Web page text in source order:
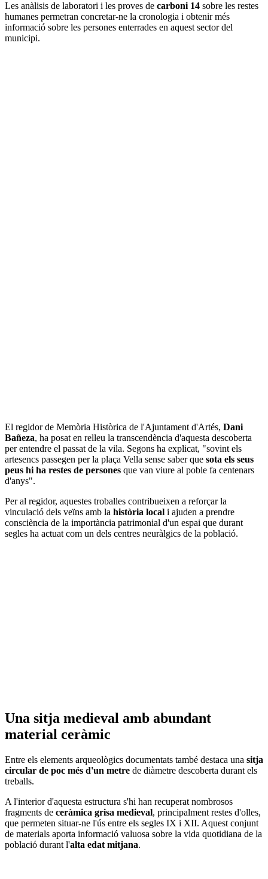
Les anàlisis de laboratori i les proves de carboni 14 sobre les restes
humanes permetran concretar-ne la cronologia i obtenir més
informació sobre les persones enterrades en aquest sector del
municipi.
El regidor de Memòria Històrica de l'Ajuntament d'Artés, Dani
Bañeza, ha posat en relleu la transcendència d'aquesta descoberta
per entendre el passat de la vila. Segons ha explicat, "sovint els
artesencs passegen per la plaça Vella sense saber que sota els seus
peus hi ha restes de persones que van viure al poble fa centenars
d'anys".
Per al regidor, aquestes troballes contribueixen a reforçar la
vinculació dels veïns amb la història local i ajuden a prendre
consciència de la importància patrimonial d'un espai que durant
segles ha actuat com un dels centres neuràlgics de la població.
Una sitja medieval amb abundant
material ceràmic
Entre els elements arqueològics documentats també destaca una sitja
circular de poc més d'un metre de diàmetre descoberta durant els
treballs.
A l'interior d'aquesta estructura s'hi han recuperat nombrosos
fragments de ceràmica grisa medieval, principalment restes d'olles,
que permeten situar-ne l'ús entre els segles IX i XII. Aquest conjunt
de materials aporta informació valuosa sobre la vida quotidiana de la
població durant l'alta edat mitjana.